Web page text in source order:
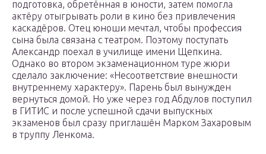
подготовка, обретённая в юности, затем помогла
актёру отыгрывать роли в кино без привлечения
каскадёров. Отец юноши мечтал, чтобы профессия
сына была связана с театром. Поэтому поступать
Александр поехал в училище имени Щепкина.
Однако во втором экзаменационном туре жюри
сделало заключение: «Несоответствие внешности
внутреннему характеру». Парень был вынужден
вернуться домой. Но уже через год Абдулов поступил
в ГИТИС и после успешной сдачи выпускных
экзаменов был сразу приглашён Марком Захаровым
в труппу Ленкома.